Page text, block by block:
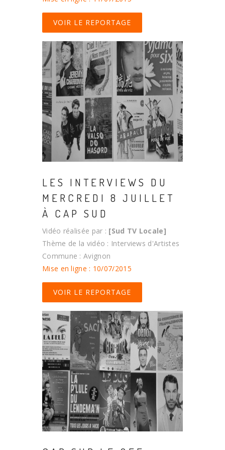
VOIR LE REPORTAGE
LES INTERVIEWS DU
MERCREDI 8 JUILLET
À CAP SUD
Vidéo réalisée par : [Sud TV Locale]
Thème de la vidéo : Interviews d'Artistes
Commune : Avignon
Mise en ligne : 10/07/2015
VOIR LE REPORTAGE